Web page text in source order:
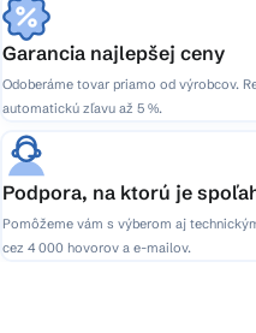
Garancia najlepšej ceny
Odoberáme tovar priamo od výrobcov.
automatickú zľavu až 5 %.
Podpora, na ktorú je
Pomôžeme vám s výberom aj
cez 4 000 hovorov a e-mailov.